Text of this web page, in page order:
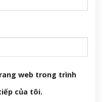
web trong trình
của tôi.